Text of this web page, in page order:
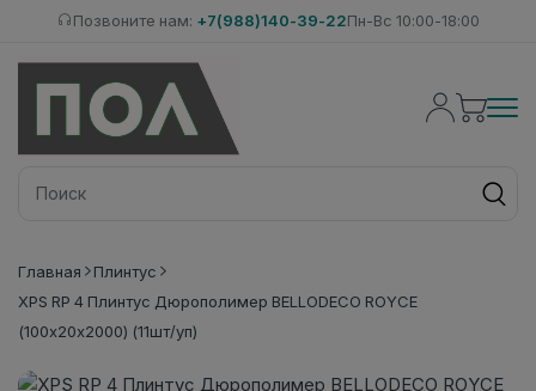
Позвоните нам: +7(988)140-39-22Пн-Вс 10:00-18:00
Главная
Плинтус
XPS RP 4 Плинтус Дюрополимер BELLODECO ROYCE
(100х20х2000) (11шт/уп)